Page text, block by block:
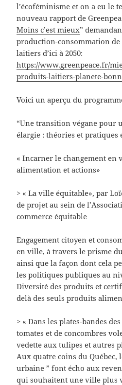
l’écoféminisme et on a eu le
nouveau rapport de
Moins c’est mieux”
production-consommation
laitiers d’ici à 2050:
https://www.greenpeace.fr/
produits-laitiers-planete-
Voici un aperçu du
“Une transition végane pour
élargie : théories et pratiques
« Incarner le changement en
alimentation et actions»
> « La ville équitable», par
de projet au sein de
commerce équitable
Engagement citoyen et
en ville, à travers le prisme
ainsi que la façon dont cela
les politiques publiques au
Diversité des produits et
delà des seuls produits
> « Dans les plates-bandes
tomates et de concombres
vedette aux tulipes et autres
Aux quatre coins du Québec,
urbaine ” font écho aux
qui souhaitent une ville plus